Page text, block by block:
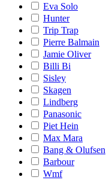
Eva Solo
Hunter
Trip Trap
Pierre Balmain
Jamie Oliver
Billi Bi
Sisley
Skagen
Lindberg
Panasonic
Piet Hein
Max Mara
Bang & Olufsen
Barbour
Wmf